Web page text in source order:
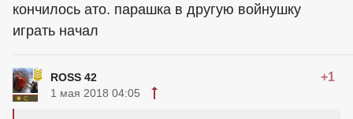
кончилось ато. парашка в другую войнушку
играть начал
ROSS 42 +1
1 мая 2018 04:05